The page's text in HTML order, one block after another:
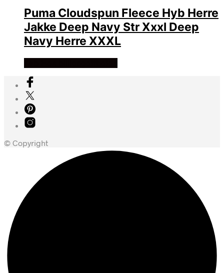
Puma Cloudspun Fleece Hyb Herre
Jakke Deep Navy Str Xxxl Deep
Navy Herre XXXL
© Copyright